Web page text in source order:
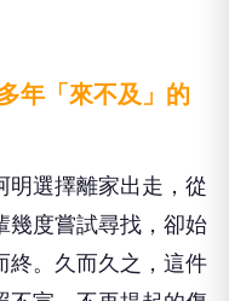
年「來不及」的
明選擇離家出走，從
幾度嘗試尋找，卻始
終。久而久之，這件